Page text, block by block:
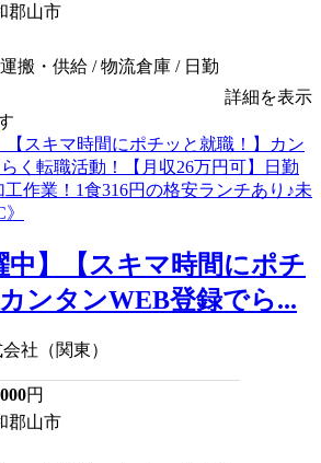
郡山市
搬・供給 / 物流倉庫 / 日勤
詳細を表示
中】【スキマ時間にポチ
ンタンWEB登録でら...
社（関東）
円
郡山市